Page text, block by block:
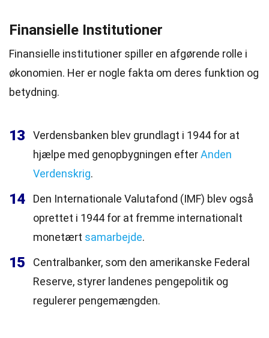
Finansielle Institutioner
Finansielle institutioner spiller en afgørende rolle i
økonomien. Her er nogle fakta om deres funktion og
betydning.
13
Verdensbanken blev grundlagt i 1944 for at
hjælpe med genopbygningen efterAnden
Verdenskrig.
14
Den Internationale Valutafond (IMF) blev også
oprettet i 1944 for at fremme internationalt
monetært samarbejde.
15
Centralbanker, som den amerikanske Federal
Reserve, styrer landenes pengepolitik og
regulerer pengemængden.